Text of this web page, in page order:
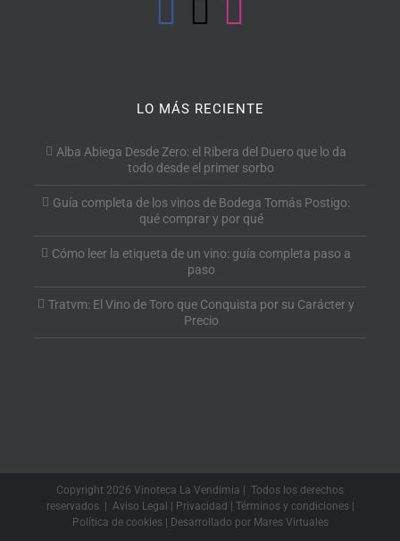
LO MÁS RECIENTE
Alba Abiega Desde Zero: el Ribera del Duero que lo da
todo desde el primer sorbo
Guía completa de los vinos de Bodega Tomás Postigo:
qué comprar y por qué
Cómo leer la etiqueta de un vino: guía completa paso a
paso
Tratvm: El Vino de Toro que Conquista por su Carácter y
Precio
Copyright 2026 Vinoteca La Vendimia | Todos los derechos
reservados | Aviso Legal Privacidad Términos y condiciones|
Política de cookies| Desarrollado por Mares Virtuales